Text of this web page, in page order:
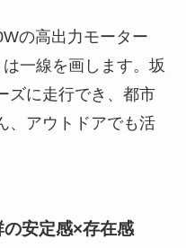
の高出力モーター
一線を画します。坂
ズに走行でき、都市
、アウトドアでも活
安定感×存在感